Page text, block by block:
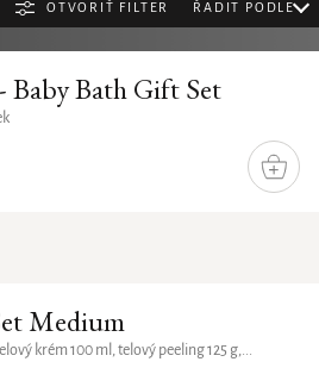
OTVORIŤ FILTER ŘADIT PODLE
Bath Gift Set
DO
Medium
krém 100 ml, telový peeling 125 g,...